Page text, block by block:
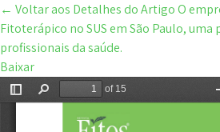
← Voltar aos Detalhes do ArtigoO
Fitoterápico no SUS em São Paulo, uma
profissionais da saúde.
Baixar